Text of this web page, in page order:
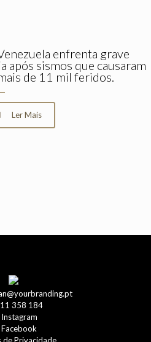
enfrenta grave
após sismos que causaram
de 11 mil feridos.
Ler Mais
358 184
Instagram
Facebook
de Privacidade